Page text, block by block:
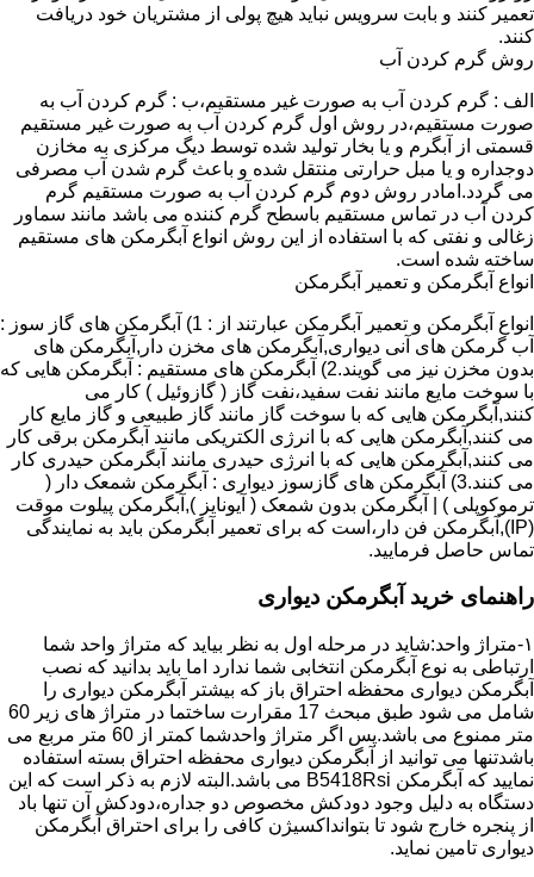
تعمیر کنند و بابت سرویس نباید هیچ پولی از مشتریان خود دریافت
کنند.
روش گرم کردن آب
الف : گرم کردن آب به صورت غیر مستقیم،ب : گرم کردن آب به
صورت مستقیم،در روش اول گرم کردن آب به صورت غیر مستقیم
قسمتی از آبگرم و یا بخار تولید شده توسط دیگ مرکزی به مخازن
دوجداره و یا مبل حرارتی منتقل شده و باعث گرم شدن آب مصرفی
می گردد.امادر روش دوم گرم کردن آب به صورت مستقیم گرم
کردن آب در تماس مستقیم باسطح گرم کننده می باشد مانند سماور
زغالی و نفتی که با استفاده از این روش انواع آبگرمکن های مستقیم
ساخته شده است.
انواع آبگرمکن و تعمیر آبگرمکن
انواع آبگرمکن و تعمیر آبگرمکن عبارتند از : 1) آبگرمکن های گاز سوز :
آب گرمکن های آنی دیواری,آبگرمکن های مخزن دار,آبگرمکن های
بدون مخزن نیز می گویند.2) آبگرمکن های مستقیم : آبگرمکن هایی که
با سوخت مایع مانند نفت سفید،نفت گاز ( گازوئیل ) کار می
کنند,آبگرمکن هایی که با سوخت گاز مانند گاز طبیعی و گاز مایع کار
می کنند,آبگرمکن هایی که با انرژی الکتریکی مانند آبگرمکن برقی کار
می کنند,آبگرمکن هایی که با انرژی حیدری مانند آبگرمکن حیدری کار
می کنند.3) آبگرمکن های گازسوز دیواری : آبگرمکن شمعک دار (
ترموکوپلی ) | آبگرمکن بدون شمعک ( آیونایز ),آبگرمکن پیلوت موقت
(IP),آبگرمکن فن دار،است که برای تعمیر آبگرمکن باید به نمایندگی
تماس حاصل فرمایید.
راهنمای خرید آبگرمکن دیواری
۱-متراژ واحد:شاید در مرحله اول به نظر بیاید که متراژ واحد شما
ارتباطی به نوع آبگرمکن انتخابی شما ندارد اما باید بدانید که نصب
آبگرمکن دیواری محفظه احتراق باز که بیشتر آبگرمکن دیواری را
شامل می شود طبق مبحث 17 مقرارت ساختما در متراژ های زیر 60
متر ممنوع می باشد.پس اگر متراژ واحدشما کمتر از 60 متر مربع می
باشدتنها می توانید از آبگرمکن دیواری محفظه احتراق بسته استفاده
نمایید که آبگرمکن B5418Rsi می باشد.البته لازم به ذکر است که این
دستگاه به دلیل وجود دودکش مخصوص دو جداره،دودکش آن تنها باد
از پنجره خارج شود تا بتوانداکسیژن کافی را برای احتراق آبگرمکن
دیواری تامین نماید.